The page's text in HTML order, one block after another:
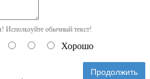
Используйте обычный текст!
Хорошо
Продолжить